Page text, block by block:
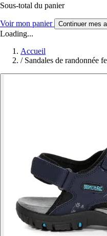
Sous-total du panier
Voir mon panier Continuer mes
Loading...
Accueil
/ Sandales de randonnée